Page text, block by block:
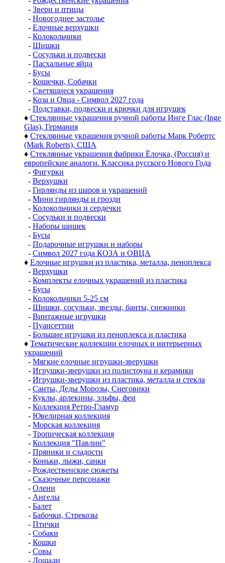
- Звери и птицы
- Новогоднее застолье
- Елочные верхушки
- Колокольчики
- Шишки
- Сосульки и подвески
- Пасхальные яйца
- Бусы
- Кошечки, Собачки
- Светящиеся украшения
- Коза и Овца - Символ 2027 года
- Подставки, подвески и крючки для игрушек
♦ Стеклянные украшения ручной работы Инге Глас (Inge
Glas), Германия
♦ Стеклянные украшения ручной работы Марк Робертс
(Mark Roberts), США
♦ Стеклянные украшения фабрики Ёлочка, (Россия) и
европейские аналоги. Классика русского Нового Года
- Фигурки
- Верхушки
- Гирлянды из шаров и украшений
- Мини гирлянды и грозди
- Колокольчики и сердечки
- Сосульки и подвески
- Наборы шишек
- Бусы
- Подарочные игрушки и наборы
- Символ 2027 года КОЗА и ОВЦА
♦ Елочные игрушки из пластика, металла, пеноплекса
- Верхушки
- Комплекты елочных украшений из пластика
- Бусы
- Колокольчики 5-25 см
- Шишки, сосульки, звезды, банты, снежинки
- Винтажные игрушки
- Пуансеттии
- Большие игрушки из пеноплекса и пластика
♦ Тематические коллекции елочных и интерьерных
украшений
- Мягкие елочные игрушки-зверушки
- Игрушки-зверушки из полистоуна и керамики
- Игрушки-зверушки из пластика, металла и стекла
- Санты, Деды Морозы, Снеговики
- Куклы, арлекины, эльфы, феи
- Коллекция Ретро-Гламур
- Ювелирная коллекция
- Морская коллекция
- Тропическая коллекция
- Коллекция "Павлин"
- Пряники и сладости
- Коньки, лыжи, санки
- Рождественские сюжеты
- Сказочные персонажи
- Олени
- Ангелы
- Балет
- Бабочки, Стрекозы
- Птички
- Собаки
- Кошки
- Совы
- Лошади